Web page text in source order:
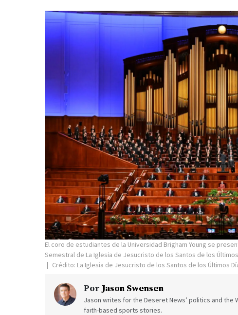
El coro de estudiantes de la Universidad Brigham Young se
Semestral de La Iglesia de Jesucristo de los Santos de los
Crédito: La Iglesia de Jesucristo de los Santos de los Últimos
Por Jason Swensen
Jason writes for the Deseret News’ politics and
faith-based sports stories.